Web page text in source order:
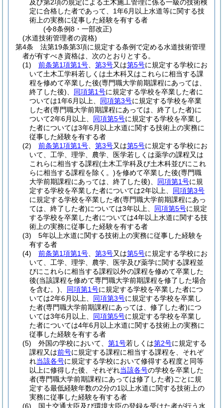
及び第2項の規定による土木施工管理に係る一級の技術検
定に合格した者であって、1年6月以上水道等に関する技
術上の実務に従事した経験を有する者
(令8条例8・一部改正)
(水道技術管理者の資格)
第4条
法第19条第3項に規定する条例で定める水道技術管理
者が有すべき資格は、次のとおりとする。
(1)
前条第1項第1号 第3号又は第5号に規定する学校にお
いて土木工学科若しくは土木科又はこれらに相当する課
程を修めて卒業した後(専門職大学前期課程にあっては、
終了した後)
同項第1号に規定する学校を卒業した者に
ついては1年6月以上、 同項第3号に規定する学校を卒業
した者(専門職大学前期課程にあっては、終了した者)に
ついて2年6月以上、 同項第5号に規定する学校を卒業し
た者については3年6月以上水道に関する技術上の実務に
従事した経験を有する者
(2)
前条第1項第1号 第3号又は第5号に規定する学校にお
いて、工学、理学、農学、医学若しくは薬学の課程又は
これらに相当する課程(土木工学科及び土木科並びにこれ
らに相当する課程を除く。)を修めて卒業した後(専門職
大学前期課程にあっては、終了した後)
同項第1号に規
定する学校を卒業した者については2年以上、 同項第3号
に規定する学校を卒業した者(専門職大学前期課程にあっ
ては、終了した者)については3年以上、 同項第5号に規定
する学校を卒業した者については4年以上水道に関する技
術上の実務に従事した経験を有する者
(3)
5年以上水道に関する技術上の実務に従事した経験を
有する者
(4)
前条第1項第1号 第3号又は第5号に規定する学校にお
いて、工学、理学、農学、医学及び薬学に関する課程並
びにこれらに相当する課程以外の課程を修めて卒業した
後(当該課程を修めて専門職大学前期課程を修了した場合
を含む。)
同項第1号に規定する学校を卒業した者につ
いては2年6月以上、 同項第3号に規定する学校を卒業し
た者(専門職大学前期課程にあっては、修了した者)につ
いては3年6月以上、 同項第5号に規定する学校を卒業し
た者については4年6月以上水道に関する技術上の実務に
従事した経験を有する者
(5)
外国の学校において、 第1号若しくは第2号に規定する
課程又は前号に規定する課程に相当する課程を、それぞ
れ当該各号に規定する学校において修得する程度と同等
以上に修得した後、それぞれ当該各号の学校を卒業した
者(専門職大学前期課程にあっては修了した者)ごとに規
定する最低経験年数の2分の1以上水道に関する技術上の
実務に従事した経験を有する者
(6)
国土交通大臣及び環境大臣の登録を受けた者が行う水